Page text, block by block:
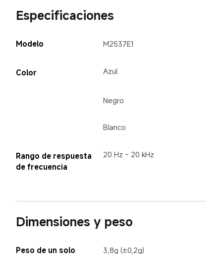
Especificaciones
Modelo M2537E1
Color Azul
Negro
Blanco
Rango de respuesta
de frecuencia
20 Hz - 20 kHz
Dimensiones y peso
Peso de un solo
3,8g (±0,2g)